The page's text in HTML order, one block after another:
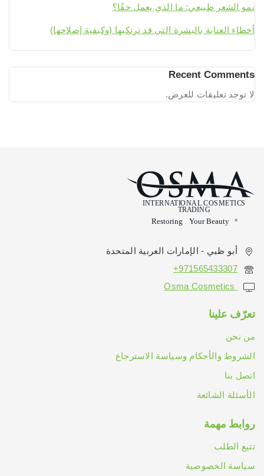
نمو الشعر طبيعي: ما الذي يعمل حقًا؟
أخطاء العناية بالبشرة التي قد ترتكبها (وكيفية إصلاحها)
Recent Comments
لا توجد تعليقات للعرض.
أبو ظبي - الإمارات العربية المتحدة
971565433307+
تعرّف علينا
من نحن
الشروط والأحكام وسياسة الاسترجاع
اتصل بنا
الأسئلة الشائعة
روابط مهمة
تتبع الطلب
سياسة الخصوصية